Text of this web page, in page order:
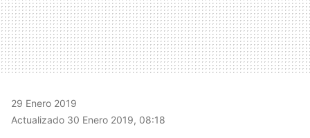
29 Enero 2019
Actualizado 30 Enero 2019, 08:18